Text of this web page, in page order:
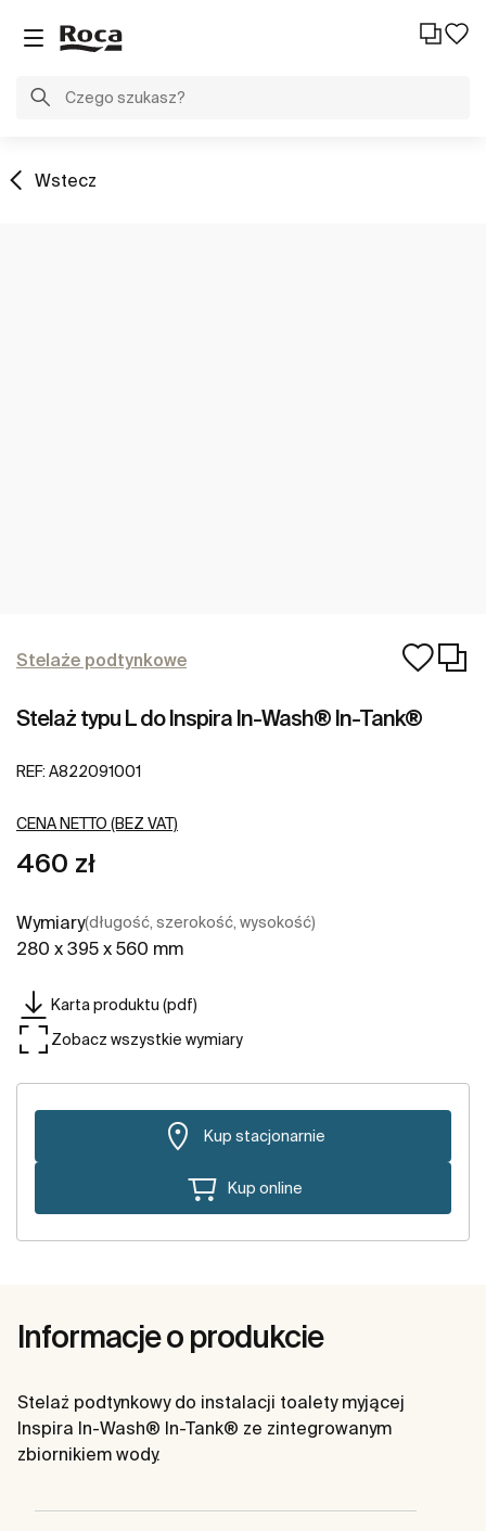
Wstecz
Stelaże podtynkowe
Stelaż typu L do Inspira In-Wash® In-Tank®
REF: A822091001
CENA NETTO (BEZ VAT)
460 zł
Wymiary(długość, szerokość, wysokość)
280 x 395 x 560 mm
Karta produktu (pdf)
Zobacz wszystkie wymiary
Kup stacjonarnie
Kup online
Informacje o produkcie
Stelaż podtynkowy do instalacji toalety myjącej
Inspira In-Wash® In-Tank® ze zintegrowanym
zbiornikiem wody.